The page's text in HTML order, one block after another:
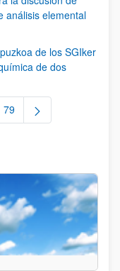
análisis elemental
de los SGIker
de dos
intermedias Use TAB
Página
79